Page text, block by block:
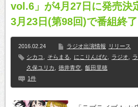
vol.6」が4月27日に発売決
3月23日(第98回)で番組終了
2016.02.24 ラジオ出演情報
リリース
シカコ
そらまる にこりんぱな ラジオ
久保ユリカ
徳井青空
飯田里穂
1件